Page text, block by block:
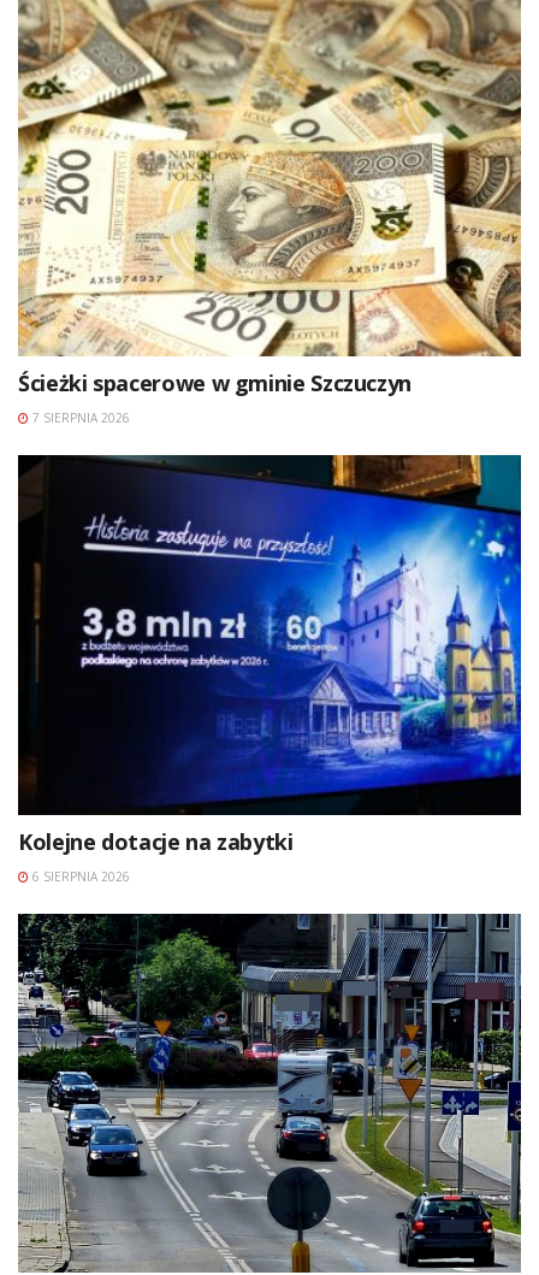
Ścieżki spacerowe w gminie Szczuczyn
7 SIERPNIA 2026
Kolejne dotacje na zabytki
6 SIERPNIA 2026